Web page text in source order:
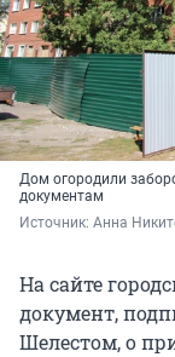
Дом огородили
документам
Источник: Анна
На сайте
документ,
Шелестом, о